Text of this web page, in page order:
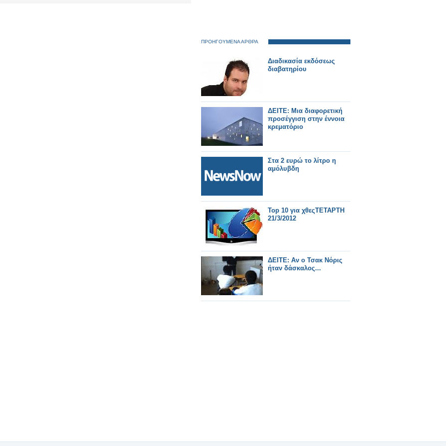
ΠΡΟΗΓΟΥΜΕΝΑ ΑΡΘΡΑ
Διαδικασία εκδόσεως
διαβατηρίου
ΔΕΙΤΕ: Μια διαφορετική
προσέγγιση στην έννοια
κρεματόριο
Στα 2 ευρώ το λίτρο η
αμόλυβδη
Top 10 για χθεςTΕΤΑΡΤΗ
21/3/2012
ΔΕΙΤΕ: Αν ο Τσακ Νόρις
ήταν δάσκαλος...